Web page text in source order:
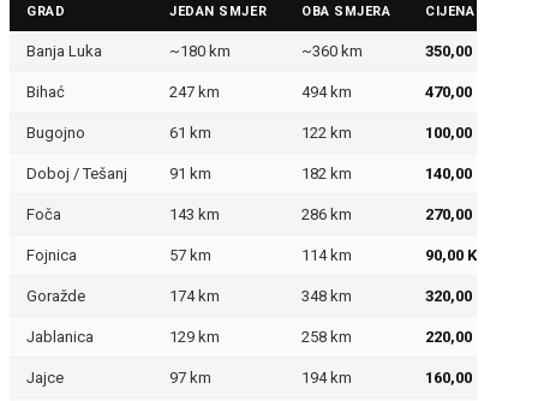
GRAD JEDAN SMJER OBA SMJERA CIJENA
Banja Luka ~180 km ~360 km 350,00 KM
Bihać 247 km 494 km 470,00 KM
Bugojno 61 km 122 km 100,00 KM
Doboj / Tešanj 91 km 182 km 140,00 KM
Foča 143 km 286 km 270,00 KM
Fojnica 57 km 114 km 90,00 KM
Goražde 174 km 348 km 320,00 KM
Jablanica 129 km 258 km 220,00 KM
Jajce 97 km 194 km 160,00 KM